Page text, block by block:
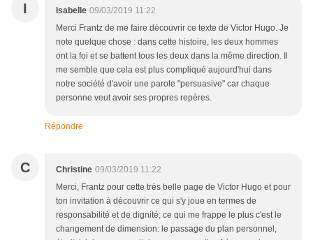
I Isabelle 09/03/2019 11:22
Merci Frantz de me faire découvrir ce texte de Victor Hugo. Je
note quelque chose : dans cette histoire, les deux hommes
ont la foi et se battent tous les deux dans la même direction. Il
me semble que cela est plus compliqué aujourd'hui dans
notre société d'avoir une parole "persuasive" car chaque
personne veut avoir ses propres repères.
Répondre
C Christine 09/03/2019 11:22
Merci, Frantz pour cette très belle page de Victor Hugo et pour
ton invitation à découvrir ce qui s'y joue en termes de
responsabilité et de dignité; ce qui me frappe le plus c'est le
changement de dimension: le passage du plan personnel,